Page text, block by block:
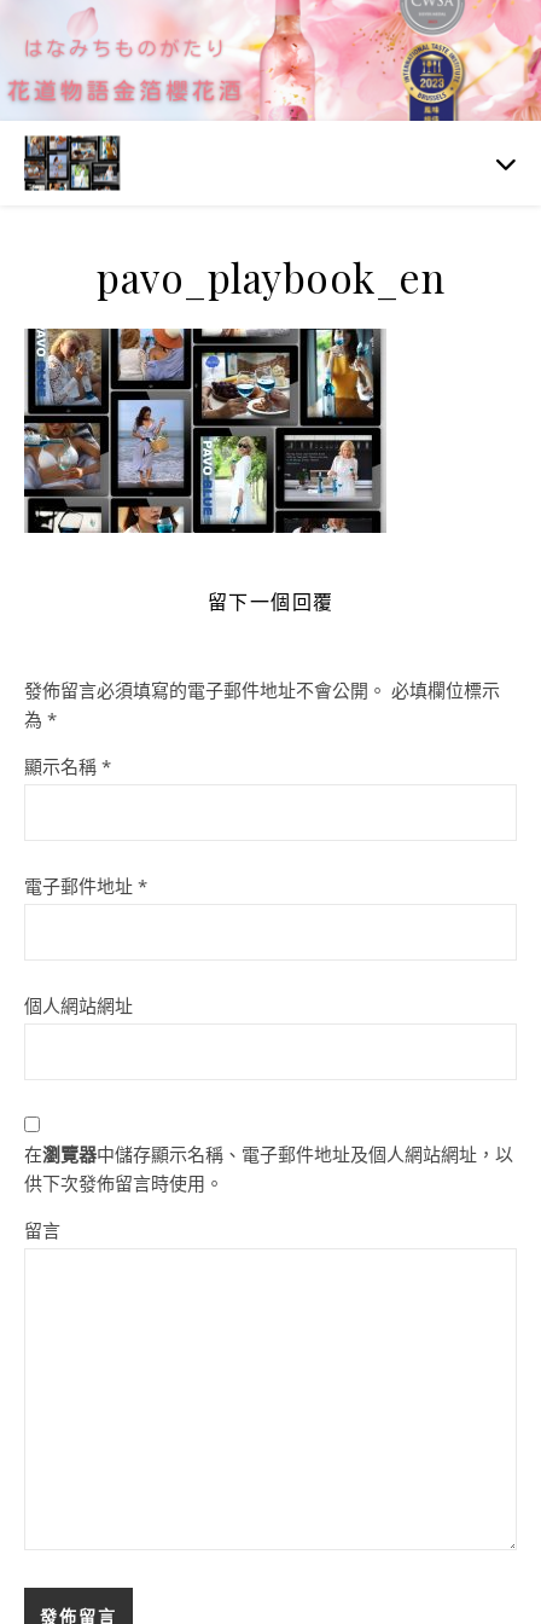
pavo_playbook_en
留下一個回覆
發佈留言必須填寫的電子郵件地址不會公開。 必填欄位標示
為 *
顯示名稱 *
電子郵件地址 *
個人網站網址
在瀏覽器中儲存顯示名稱、電子郵件地址及個人網站網址，以
供下次發佈留言時使用。
留言